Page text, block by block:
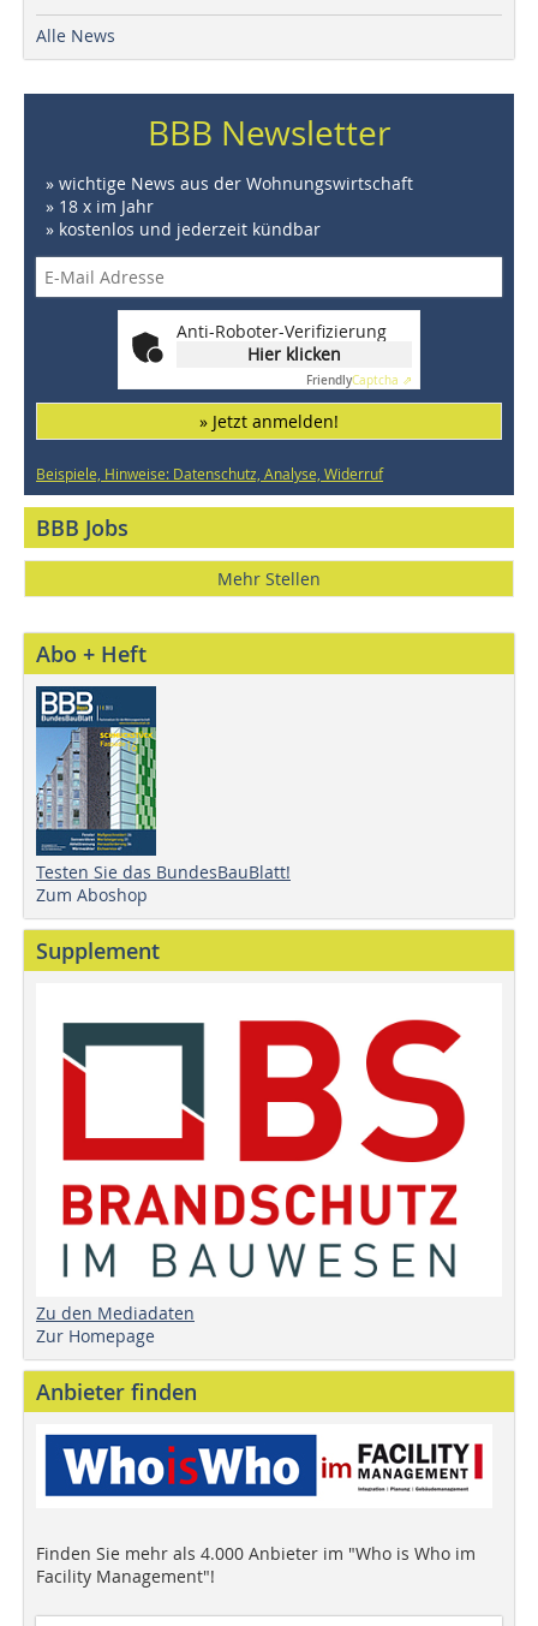
Alle News
BBB Newsletter
» wichtige News aus der Wohnungswirtschaft
» 18 x im Jahr
» kostenlos und jederzeit kündbar
Anti-Roboter-Verifizierung
Hier klicken
FriendlyCaptcha ⇗
» Jetzt anmelden!
Beispiele, Hinweise: Datenschutz, Analyse, Widerruf
BBB Jobs
Mehr Stellen
Abo + Heft
Testen Sie das BundesBauBlatt!
Zum Aboshop
Supplement
Zu den Mediadaten
Zur Homepage
Anbieter finden
Finden Sie mehr als 4.000 Anbieter im "Who is Who im
Facility Management"!